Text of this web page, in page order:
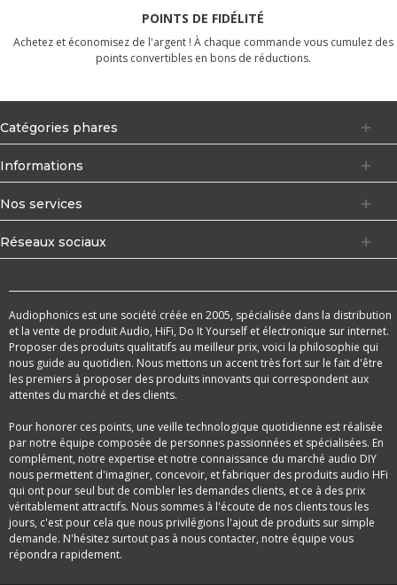
POINTS DE FIDÉLITÉ
Achetez et économisez de l'argent ! À chaque commande vous cumulez des
points convertibles en bons de réductions.
Catégories phares
Informations
Nos services
Réseaux sociaux
Audiophonics est une société créée en 2005, spécialisée dans la distribution
et la vente de produit Audio, HiFi, Do It Yourself et électronique sur internet.
Proposer des produits qualitatifs au meilleur prix, voici la philosophie qui
nous guide au quotidien. Nous mettons un accent très fort sur le fait d'être
les premiers à proposer des produits innovants qui correspondent aux
attentes du marché et des clients.
Pour honorer ces points, une veille technologique quotidienne est réalisée
par notre équipe composée de personnes passionnées et spécialisées. En
complément, notre expertise et notre connaissance du marché audio DIY
nous permettent d'imaginer, concevoir, et fabriquer des produits audio HFi
qui ont pour seul but de combler les demandes clients, et ce à des prix
véritablement attractifs. Nous sommes à l'écoute de nos clients tous les
jours, c'est pour cela que nous privilégions l'ajout de produits sur simple
demande. N'hésitez surtout pas à nous contacter, notre équipe vous
répondra rapidement.